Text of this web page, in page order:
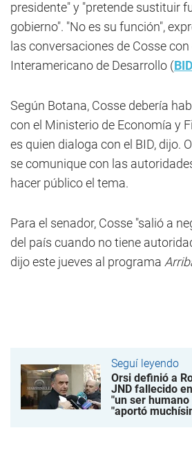
presidente" y "pretende sustituir
gobierno". "No es su función",
las conversaciones de Cosse
Interamericano de Desarrollo (BID
Según Botana, Cosse debería
con el Ministerio de Economía y
es quien dialoga con el BID, dijo.
se comunique con las
hacer público el tema.
Para el senador, Cosse "salió a
del país cuando no tiene
dijo este jueves al programa
Seguí leyendo
Orsi definió a
JND fallecido
"un ser
"aportó